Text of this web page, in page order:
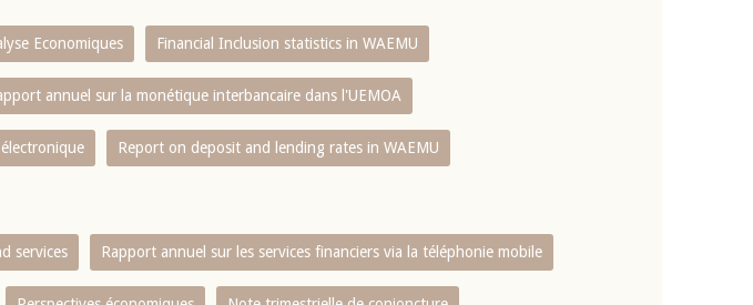
Economiques Financial Inclusion statistics in WAEMU
annuel sur la monétique interbancaire dans l'UEMOA
Report on deposit and lending rates in WAEMU
services Rapport annuel sur les services financiers via la téléphonie mobile